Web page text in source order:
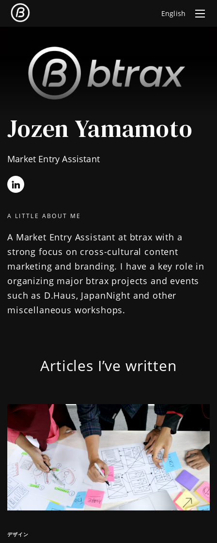
English
Jozen Yamamoto
Market Entry Assistant
A LITTLE ABOUT ME
A Market Entry Assistant at btrax with a
strong focus on cross-cultural content
marketing and branding. I have a key role in
organizing major btrax projects and events
such as D.Haus, JapanNight and other
miscellaneous workshops.
Articles I’ve written
デザイン